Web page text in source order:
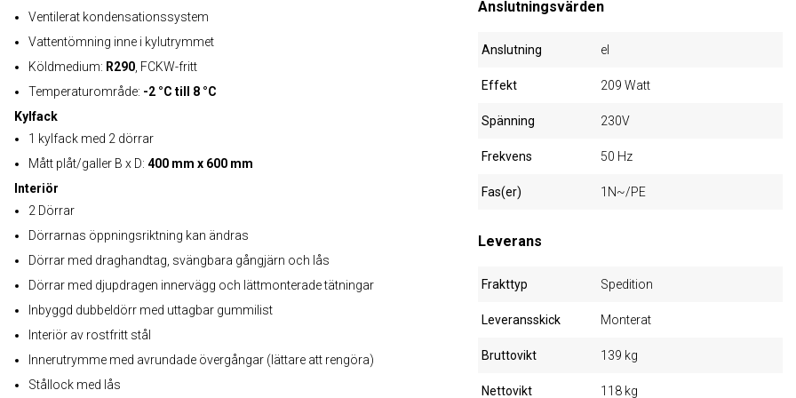
Ventilerat kondensationssystem
Vattentömning inne i kylutrymmet
Köldmedium: R290 , FCKW-fritt
Temperaturområde: -2 °C till 8 °C
Kylfack
1 kylfack med 2 dörrar
Mått plåt/galler B x D: 400 mm x 600 mm
Interiör
2 Dörrar
Dörrarnas öppningsriktning kan ändras
Dörrar med draghandtag, svängbara gångjärn och lås
Dörrar med djupdragen innervägg och lättmonterade tätningar
Inbyggd dubbeldörr med uttagbar gummilist
Interiör av rostfritt stål
Innerutrymme med avrundade övergångar (lättare att rengöra)
Stållock med lås
Anslutningsvärden
Anslutning el
Effekt 209 Watt
Spänning 230V
Frekvens 50 Hz
Fas(er) 1N~/PE
Leverans
Frakttyp Spedition
Leveransskick Monterat
Bruttovikt 139 kg
Nettovikt 118 kg